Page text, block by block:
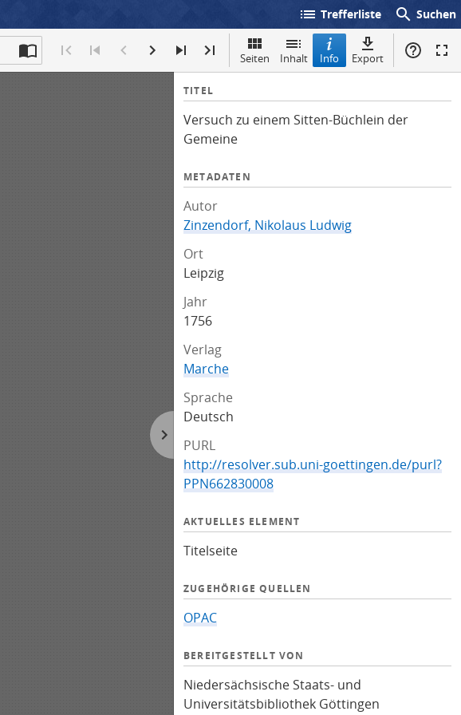
list Trefferliste search Suchen
Seiten Inhalt Info Export
I
f
o
TITEL
Versuch zu einem Sitten-Büchlein der
Gemeine
METADATEN
Autor
Zinzendorf, Nikolaus Ludwig
Ort
Leipzig
Jahr
1756
Verlag
Marche
Sprache
Deutsch
PURL
http://resolver.sub.uni-goettingen.de/purl?
PPN662830008
AKTUELLES ELEMENT
Titelseite
ZUGEHÖRIGE QUELLEN
OPAC
BEREITGESTELLT VON
Niedersächsische Staats- und
Universitätsbibliothek Göttingen